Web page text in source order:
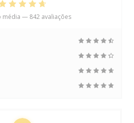
média — 842 avaliações